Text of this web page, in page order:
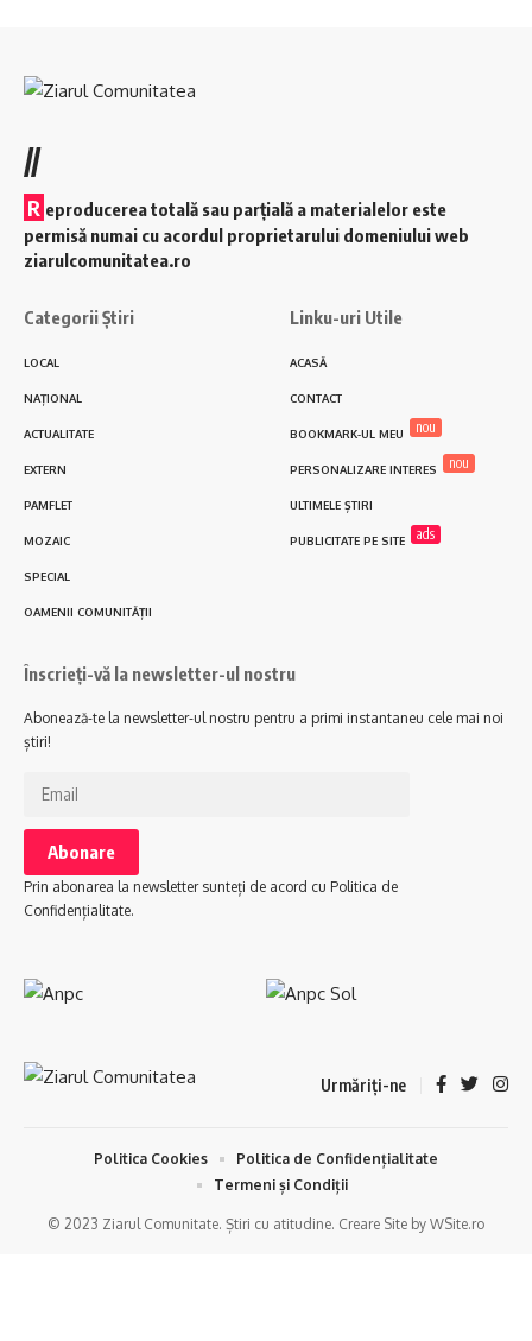
//
R eproducerea totală sau parțială a materialelor este
permisă numai cu acordul proprietarului domeniului web
ziarulcomunitatea.ro
Categorii Știri
LOCAL
NAȚIONAL
ACTUALITATE
EXTERN
PAMFLET
MOZAIC
SPECIAL
OAMENII COMUNITĂȚII
Linku-uri Utile
ACASĂ
CONTACT
BOOKMARK-UL MEU nou
PERSONALIZARE INTERES nou
ULTIMELE ȘTIRI
PUBLICITATE PE SITE ads
Înscrieți-vă la newsletter-ul nostru
Abonează-te la newsletter-ul nostru pentru a primi instantaneu cele mai noi
știri!
Prin abonarea la newsletter sunteți de acord cu Politica de
Confidențialitate.
Urmăriți-ne
© 2023 Ziarul Comunitate. Știri cu atitudine. Creare Site by WSite.ro
Politica Cookies
Politica de Confidențialitate
Termeni și Condiții